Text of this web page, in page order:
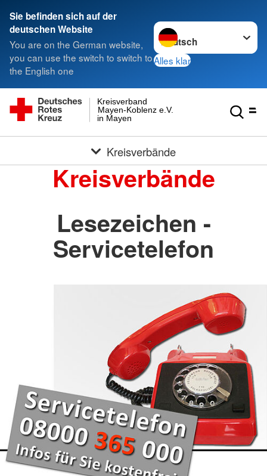
Sie befinden sich auf der
deutschen Website
You are on the German website,
you can use the switch to switch to
the English one
Sprache wechseln zu
Alles klar
in Mayen
Mayen-Koblenz e.V.
Kreisverband
Kreisverbände
Kreisverbände
Lesezeichen -
Servicetelefon